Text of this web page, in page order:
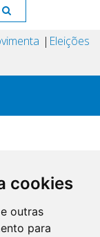
cookies
outras
para
Eleições
DE 2024